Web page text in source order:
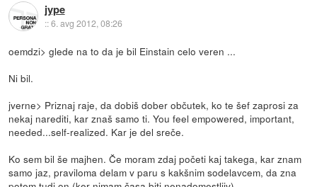
jype
::6. avg 2012, 08:26
oemdzi> glede na to da je bil Einstain celo veren ...
Ni bil.
jverne> Priznaj raje, da dobiš dober občutek, ko te šef zaprosi za
nekaj narediti, kar znaš samo ti. You feel empowered, important,
needed...self-realized. Kar je del sreče.
Ko sem bil še majhen. Če moram zdaj početi kaj takega, kar znam
samo jaz, praviloma delam v paru s kakšnim sodelavcem, da zna